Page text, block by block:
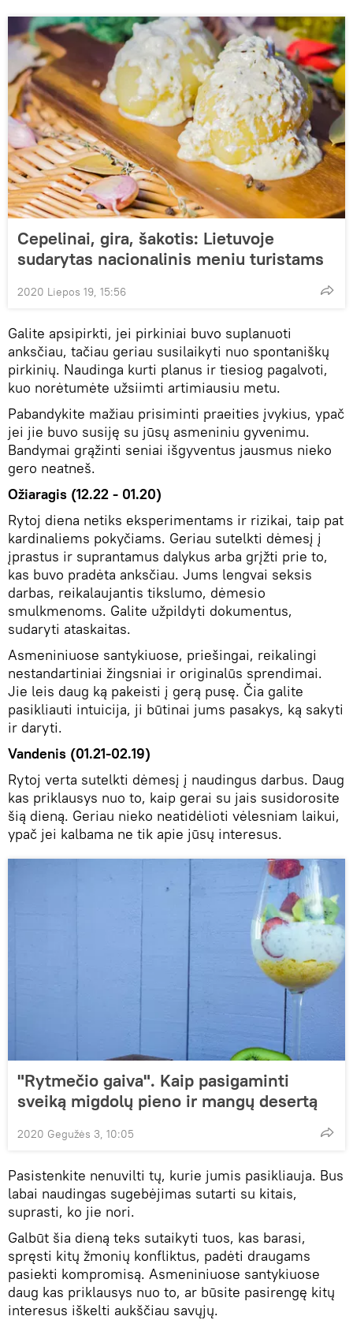
Сepelinai, gira, šakotis: Lietuvoje
sudarytas nacionalinis meniu turistams
2020 Liepos 19, 15:56
Galite apsipirkti, jei pirkiniai buvo suplanuoti
anksčiau, tačiau geriau susilaikyti nuo spontaniškų
pirkinių. Naudinga kurti planus ir tiesiog pagalvoti,
kuo norėtumėte užsiimti artimiausiu metu.
Pabandykite mažiau prisiminti praeities įvykius, ypač
jei jie buvo susiję su jūsų asmeniniu gyvenimu.
Bandymai grąžinti seniai išgyventus jausmus nieko
gero neatneš.
Ožiaragis (12.22 - 01.20)
Rytoj diena netiks eksperimentams ir rizikai, taip pat
kardinaliems pokyčiams. Geriau sutelkti dėmesį į
įprastus ir suprantamus dalykus arba grįžti prie to,
kas buvo pradėta anksčiau. Jums lengvai seksis
darbas, reikalaujantis tikslumo, dėmesio
smulkmenoms. Galite užpildyti dokumentus,
sudaryti ataskaitas.
Asmeniniuose santykiuose, priešingai, reikalingi
nestandartiniai žingsniai ir originalūs sprendimai.
Jie leis daug ką pakeisti į gerą pusę. Čia galite
pasikliauti intuicija, ji būtinai jums pasakys, ką sakyti
ir daryti.
Vandenis (01.21-02.19)
Rytoj verta sutelkti dėmesį į naudingus darbus. Daug
kas priklausys nuo to, kaip gerai su jais susidorosite
šią dieną. Geriau nieko neatidėlioti vėlesniam laikui,
ypač jei kalbama ne tik apie jūsų interesus.
"Rytmečio gaiva". Kaip pasigaminti
sveiką migdolų pieno ir mangų desertą
2020 Gegužės 3, 10:05
Pasistenkite nenuvilti tų, kurie jumis pasikliauja. Bus
labai naudingas sugebėjimas sutarti su kitais,
suprasti, ko jie nori.
Galbūt šia dieną teks sutaikyti tuos, kas barasi,
spręsti kitų žmonių konfliktus, padėti draugams
pasiekti kompromisą. Asmeniniuose santykiuose
daug kas priklausys nuo to, ar būsite pasirengę kitų
interesus iškelti aukščiau savųjų.